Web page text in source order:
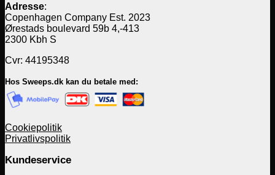
Adresse:
Copenhagen Company Est. 2023
Ørestads boulevard 59b 4,-413
2300 Kbh S
Cvr: 44195348
Hos Sweeps.dk kan du betale med:
Cookiepolitik
Privatlivspolitik
Kundeservice